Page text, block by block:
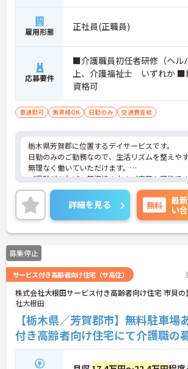
雇用形態 正社員(正職員)
応募要件
■介護職員初任者研修（ヘル
上、介護福祉士 いずれか ■
資格可
車通勤可 無資格OK 日勤のみ 交通費支給
栃木県芳賀郡に位置するデイサービスです。
日勤のみのご勤務なので、生活リズムを整えや
無理なく働いていただけます。
ご経験があれば、無資格の方のご応募も可能で
ご興味のある方には、面接対策ポイントなど、
に詳細をお話しいたしますのでお気軽にご相談
さい！
詳細を見る 無料
最
い
募集停止
サービス付き高齢者向け住宅（サ高住）
株式会社大根田サービス付き高齢者向け住宅 市貝の
社大根田
【栃木県／芳賀郡市】無料駐車場
付き高齢者向け住宅にて介護職の